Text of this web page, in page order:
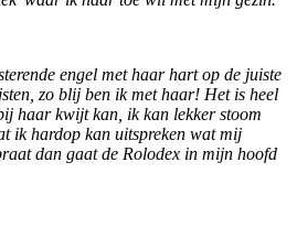
engel met haar hart op de juiste
zo blij ben ik met haar! Het is heel
haar kwijt kan, ik kan lekker stoom
ik hardop kan uitspreken wat mij
dan gaat de Rolodex in mijn hoofd